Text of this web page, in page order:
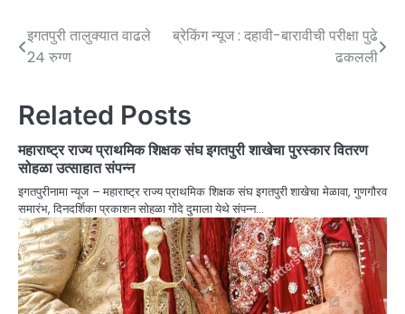
इगतपुरी तालुक्यात वाढले
24 रुग्ण
ब्रेकिंग न्यूज : दहावी-बारावीची परीक्षा पुढे
ढकलली
Related Posts
महाराष्ट्र राज्य प्राथमिक शिक्षक संघ इगतपुरी शाखेचा पुरस्कार वितरण
सोहळा उत्साहात संपन्न
इगतपुरीनामा न्यूज – महाराष्ट्र राज्य प्राथमिक शिक्षक संघ इगतपुरी शाखेचा मेळावा, गुणगौरव
समारंभ, दिनदर्शिका प्रकाशन सोहळा गोंदे दुमाला येथे संपन्न…